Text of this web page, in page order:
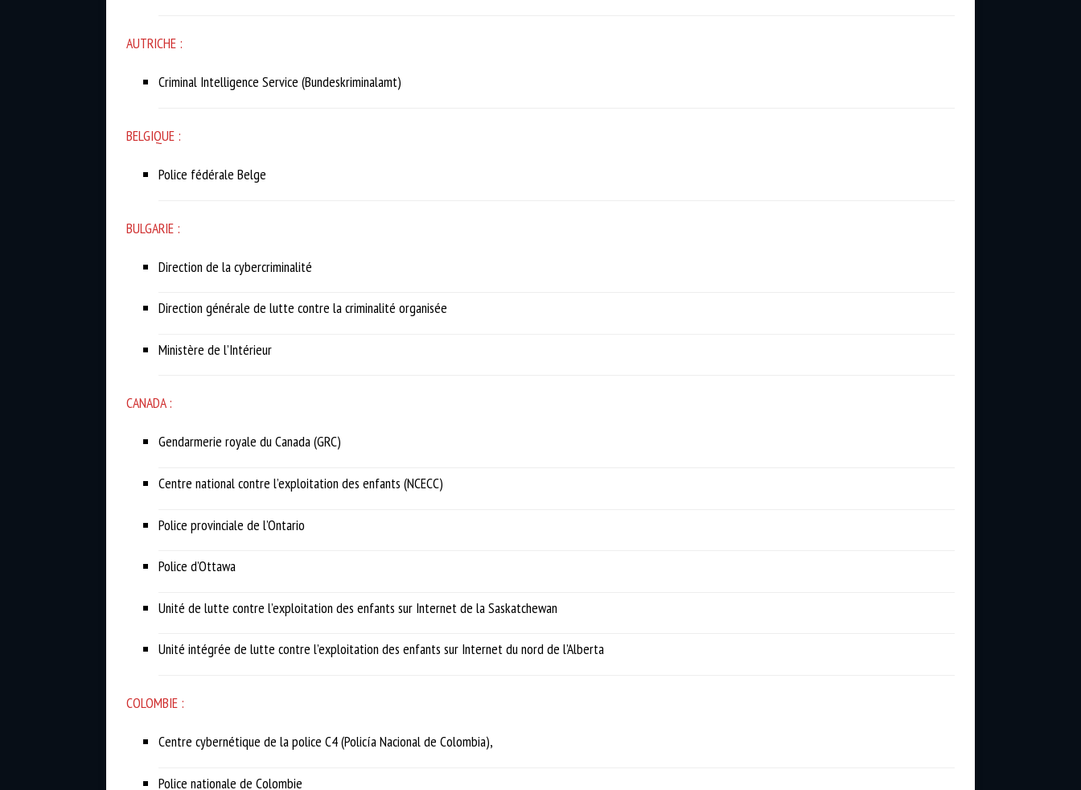
AUTRICHE :
Criminal Intelligence Service (Bundeskriminalamt)
BELGIQUE :
Police fédérale Belge
BULGARIE :
Direction de la cybercriminalité
Direction générale de lutte contre la criminalité organisée
Ministère de l’Intérieur
CANADA :
Gendarmerie royale du Canada (GRC)
Centre national contre l’exploitation des enfants (NCECC)
Police provinciale de l’Ontario
Police d’Ottawa
Unité de lutte contre l’exploitation des enfants sur Internet de la Saskatchewan
Unité intégrée de lutte contre l’exploitation des enfants sur Internet du nord de l’Alberta
COLOMBIE :
Centre cybernétique de la police C4 (Policía Nacional de Colombia),
Police nationale de Colombie